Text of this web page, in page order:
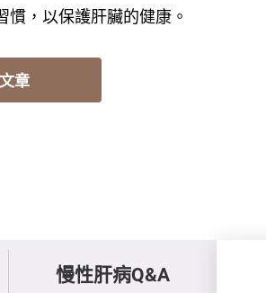
慣，以保護肝臟的健康。
章
慢性肝病Q&A